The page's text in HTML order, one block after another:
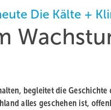
Die Kälte +
begleitet die
alles geschehen ist,